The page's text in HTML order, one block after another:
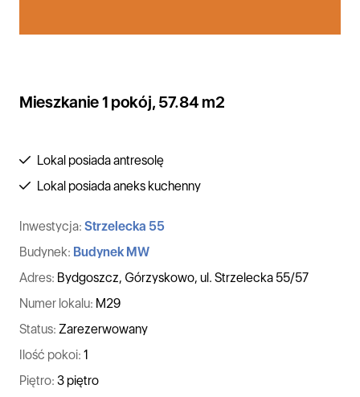
Mieszkanie 1 pokój, 57.84 m2
Lokal posiada antresolę
Lokal posiada aneks kuchenny
Inwestycja: Strzelecka 55
Budynek: Budynek MW
Adres: Bydgoszcz, Górzyskowo, ul. Strzelecka 55/57
Numer lokalu: M29
Status: Zarezerwowany
Ilość pokoi: 1
Piętro: 3 piętro